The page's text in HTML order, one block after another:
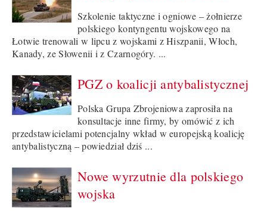
Szkolenie taktyczne i ogniowe – żołnierze
polskiego kontyngentu wojskowego na
Łotwie trenowali w lipcu z wojskami z Hiszpanii, Włoch,
Kanady, ze Słowenii i z Czarnogóry. ...
PGZ o koalicji antybalistycznej
Polska Grupa Zbrojeniowa zaprosiła na
konsultacje inne firmy, by omówić z ich
przedstawicielami potencjalny wkład w europejską koalicję
antybalistyczną – powiedział dziś ...
Nowe wyrzutnie dla polskiego
wojska